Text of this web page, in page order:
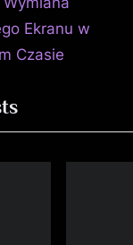
Ekranu w
Czasie